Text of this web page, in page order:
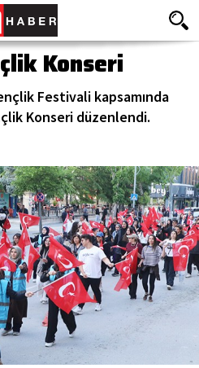
Konseri
Festivali kapsamında
Konseri düzenlendi.